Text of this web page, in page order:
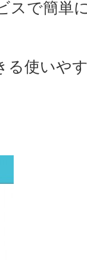
スで簡単
る使いや